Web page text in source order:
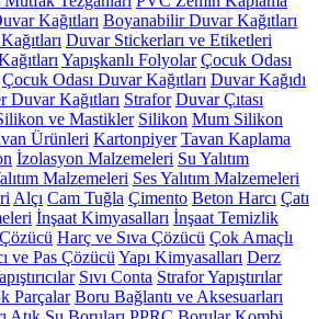
Kağıtları Boyanabilir Duvar Kağıtları
Duvar Stickerları ve Etiketleri
Yapışkanlı Folyolar Çocuk Odası
Çocuk Odası Duvar Kağıtları Duvar Kağıdı
Duvar Kağıtları Strafor Duvar Çıtası
ve Mastikler Silikon Mum Silikon
Ürünleri Kartonpiyer Tavan Kaplama
İzolasyon Malzemeleri Su Yalıtım
Malzemeleri Ses Yalıtım Malzemeleri
Alçı Cam Tuğla Çimento Beton Harcı Çatı
İnşaat Kimyasalları İnşaat Temizlik
Harç ve Sıva Çözücü Çok Amaçlı
ve Pas Çözücü Yapı Kimyasalları Derz
Sıvı Conta Strafor Yapıştırılar
Parçalar Boru Bağlantı ve Aksesuarları